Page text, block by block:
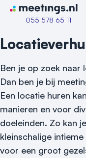
Naar home van
055 578 65 11
Vraag locatie
Ben je op zoek naar
Dan ben je bij
Een locatie huren
manieren en voor
doeleinden. Zo kan
kleinschalige
voor een groot